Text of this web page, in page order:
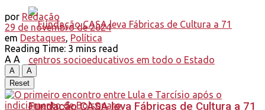
Fundação CASA leva Fábricas de Cultura a 71
por Redação
29 de novembro de 2024
em Destaques, Política
Reading Time: 3 mins read
A A
A
A
Reset